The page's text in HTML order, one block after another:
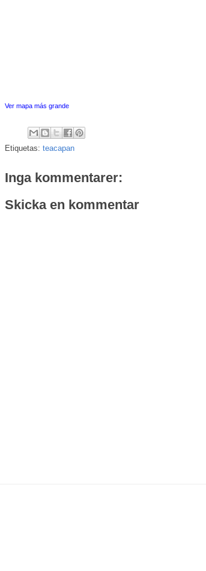
Ver mapa más grande
Etiquetas: teacapan
Inga kommentarer:
Skicka en kommentar